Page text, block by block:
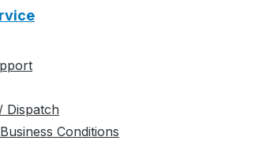
Dispatch
Conditions